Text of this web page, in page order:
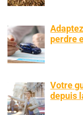
perdre
Votre
depuis